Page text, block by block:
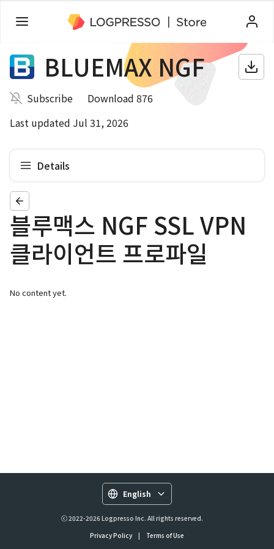
BLUEMAX NGF
Subscribe
Download 876
Last updated Jul 31, 2026
Details
블루맥스 NGF SSL VPN
클라이언트 프로파일
No content yet.
English
ⓒ 2022-2026 Logpresso Inc. All rights reserved.
Privacy Policy
| Terms of Use